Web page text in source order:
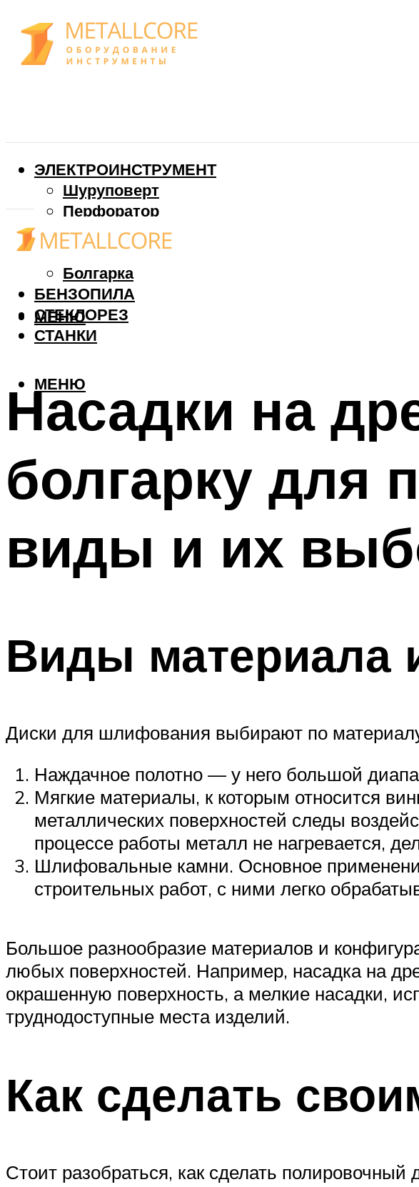
ЭЛЕКТРОИНСТРУМЕНТ
Шуруповерт
Перфоратор
Дрель
Фрезер
Болгарка
БЕНЗОПИЛА
СТЕКЛОРЕЗ
СТАНКИ
МЕНЮ
МЕНЮ
Насадки на
болгарку для
виды и их
Виды материала
Диски для шлифования выбирают по материалу,
Наждачное полотно — у него большой
Мягкие материалы, к которым относится
металлических поверхностей следы
процессе работы металл не нагревается,
Шлифовальные камни. Основное
строительных работ, с ними легко
Большое разнообразие материалов и
любых поверхностей. Например, насадка на
окрашенную поверхность, а мелкие насадки,
труднодоступные места изделий.
Как сделать
Стоит разобраться, как сделать